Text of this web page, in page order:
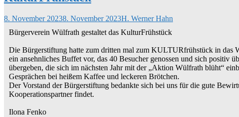
8. November 20238. November 2023H. Werner Hahn
Bürgerverein Wülfrath gestaltet das KulturFrühstück
Die Bürgerstiftung hatte zum dritten mal zum KULTURfrühstück in das
ein ansehnliches Buffet vor, das 40 Besucher genossen und sich positiv
übergeben, die sich im nächsten Jahr mit der „Aktion Wülfrath blüht“
Gesprächen bei heißem Kaffee und leckeren Brötchen.
Der Vorstand der Bürgerstiftung bedankte sich bei uns für die gute
Kooperationspartner findet.
Ilona Fenko